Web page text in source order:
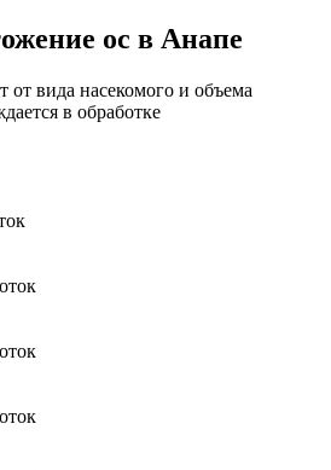
ос в Анапе
от вида насекомого и объема
в обработке